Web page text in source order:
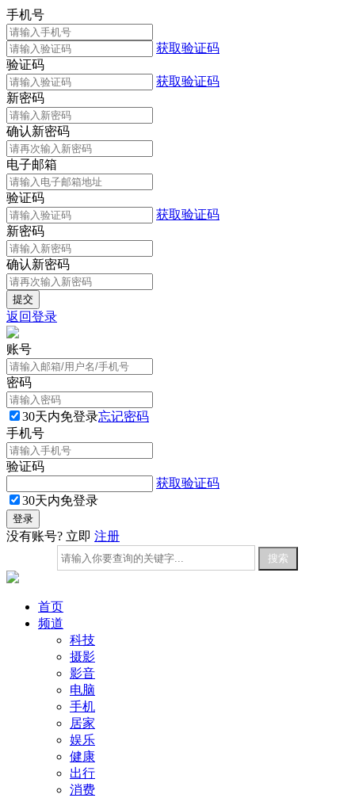
手机号
获取验证码
验证码
获取验证码
新密码
确认新密码
电子邮箱
验证码
获取验证码
新密码
确认新密码
返回登录
账号
密码
30天内免登录忘记密码
手机号
验证码
获取验证码
30天内免登录
没有账号? 立即 注册
首页
频道
科技
摄影
影音
电脑
手机
居家
娱乐
健康
出行
消费